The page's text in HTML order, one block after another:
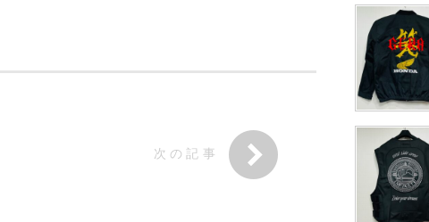
次の記事